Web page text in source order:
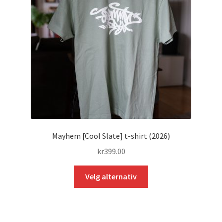
Mayhem [Cool Slate] t-shirt (2026)
kr399.00
Velg alternativ